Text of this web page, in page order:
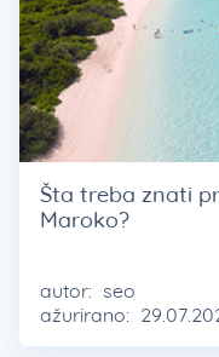
Šta treba znati
Maroko?
autor: seo
ažurirano: